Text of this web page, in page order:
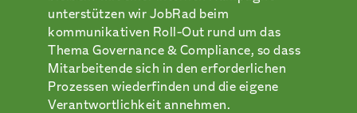
unterstützen wir JobRad beim
kommunikativen Roll-Out rund um das
Thema Governance & Compliance, so dass
Mitarbeitende sich in den erforderlichen
Prozessen wiederfinden und die eigene
Verantwortlichkeit annehmen.